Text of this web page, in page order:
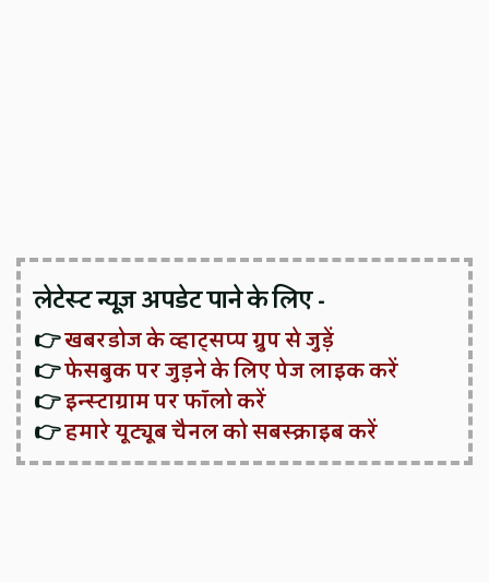
लेटेस्ट न्यूज़ अपडेट पाने के लिए -
👉खबरडोज के व्हाट्सप्प ग्रुप से जुड़ें
👉फेसबुक पर जुड़ने के लिए पेज लाइक करें
👉इन्स्टाग्राम पर फॉलो करें
👉हमारे यूट्यूब चैनल को सबस्क्राइब करें